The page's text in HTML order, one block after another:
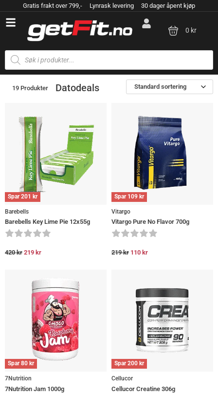
Gratis frakt over 799,- Lynrask levering 30 dager åpent kjøp
0 kr
Datodeals Standard sortering
19 Produkter
Spar201 kr
Barebells
Barebells Key Lime Pie 12x55g
420kr 219 kr
Spar 109 kr
Vitargo
Vitargo Pure No Flavor 700g
219kr 110 kr
Spar80 kr
7Nutrition
7Nutrition Jam 1000g
Spar200 kr
Cellucor
Cellucor Creatine 306g